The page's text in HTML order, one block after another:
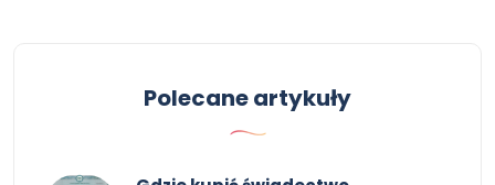
Polecane artykuły